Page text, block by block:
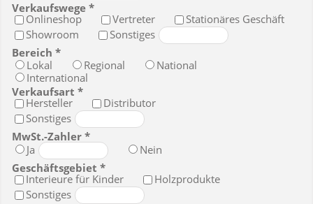
Verkaufswege
Onlineshop Vertreter
Stationäres Geschäft
Showroom
Sonstiges
Bereich
Lokal
Regional
National
International
Verkaufsart
Hersteller
Distributor
Sonstiges
MwSt.-Zahler
Ja
Nein
Geschäftsgebiet
Interieure für Kinder
Holzprodukte
Sonstiges